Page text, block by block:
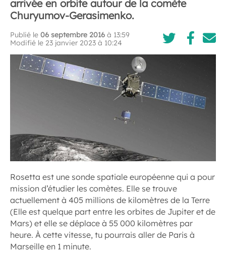
arrivée en orbite autour de la comète
Churyumov-Gerasimenko.
Publié le 06 septembre 2016 à 13:59
Modifié le 23 janvier 2023 à 10:24
Rosetta est une sonde spatiale européenne qui a pour
mission d’étudier les comètes. Elle se trouve
actuellement à 405 millions de kilomètres de la Terre
(Elle est quelque part entre les orbites de Jupiter et de
Mars) et elle se déplace à 55 000 kilomètres par
heure. À cette vitesse, tu pourrais aller de Paris à
Marseille en 1 minute.